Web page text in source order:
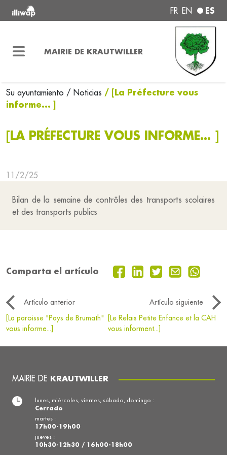
FR EN ES
MAIRIE DE KRAUTWILLER
Su ayuntamiento / Noticias / [La Préfecture vous
informe... ]
[LA PRÉFECTURE VOUS INFORME... ]
11/2/25
Bilan de la semaine de contrôles des transports scolaires
et des transports publics
Comparta el artículo
Artículo anterior
Artículo siguiente
[La paroisse "Pays de Brumath"
vous informe...]
[Le Relais Petite Enfance et la CAH
vous informent...]
MAIRIE DE KRAUTWILLER
lunes, miércoles, viernes, sábado, domingo :
Cerrado
martes :
17h00-19h00
jueves :
10h30-12h30 / 16h00-18h00